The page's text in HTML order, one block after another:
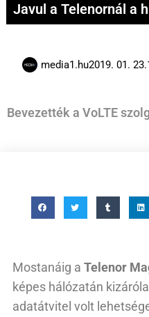
Javul a Telenornál a
media1.hu2019. 01. 23.
Bevezették a VoLTE
Mostanáig a Telenor
képes hálózatán
adatátvitel volt